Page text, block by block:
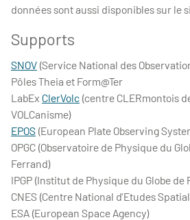
données sont aussi disponibles sur le
Supports
SNOV (Service National des
Pôles Theia et Form@Ter
LabEx ClerVolc (centre CLERmontois
VOLCanisme)
EPOS (European Plate Observing
OPGC (Observatoire de Physique du
Ferrand)
IPGP (Institut de Physique du Globe de
CNES (Centre National d’Etudes
ESA (European Space Agency)